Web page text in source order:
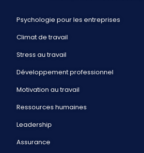
Psychologie pour les entreprises
Climat de travail
Stress au travail
Développement professionnel
Motivation au travail
Ressources humaines
Leadership
Assurance